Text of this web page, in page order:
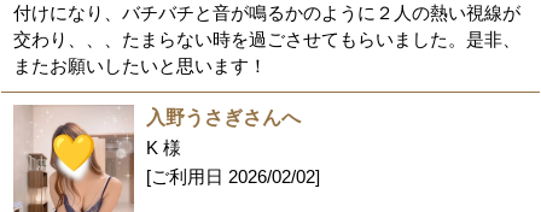
付けになり、バチバチと音が鳴るかのように２人の熱い視線が
交わり、、、たまらない時を過ごさせてもらいました。是非、
またお願いしたいと思います！
入野うさぎさんへ
K 様
[ご利用日 2026/02/02]